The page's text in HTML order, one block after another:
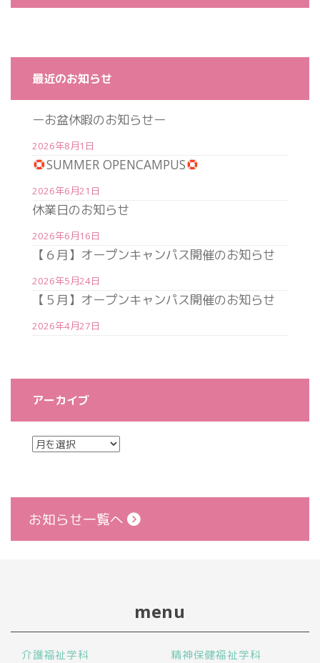
最近のお知らせ
ーお盆休暇のお知らせー
2026年8月1日
SUMMER OPENCAMPUS
2026年6月21日
休業日のお知らせ
2026年6月16日
【６月】オープンキャンパス開催のお知らせ
2026年5月24日
【５月】オープンキャンパス開催のお知らせ
2026年4月27日
アーカイブ
お知らせ一覧へ
menu
介護福祉学科 精神保健福祉学科